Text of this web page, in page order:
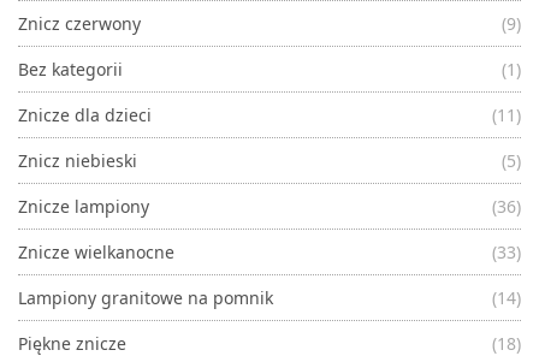
Znicz czerwony
(9)
Bez kategorii
(1)
Znicze dla dzieci
(11)
Znicz niebieski
(5)
Znicze lampiony
(36)
Znicze wielkanocne
(33)
Lampiony granitowe na pomnik
(14)
Piękne znicze
(18)